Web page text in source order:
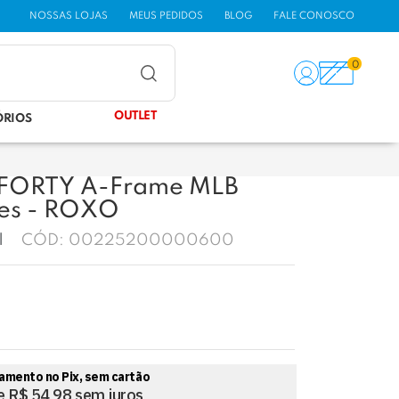
NOSSAS LOJAS MEUS PEDIDOS BLOG FALE CONOSCO
0
OUTLET
A-Frame MLB
- ROXO
CÓD: 00225200000600